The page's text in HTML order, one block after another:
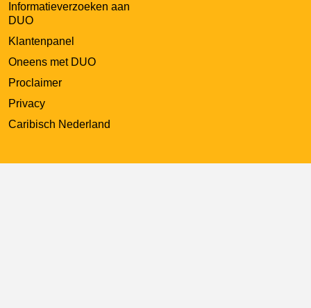
Informatieverzoeken aan
DUO
Klantenpanel
Oneens met DUO
Proclaimer
Privacy
Caribisch Nederland